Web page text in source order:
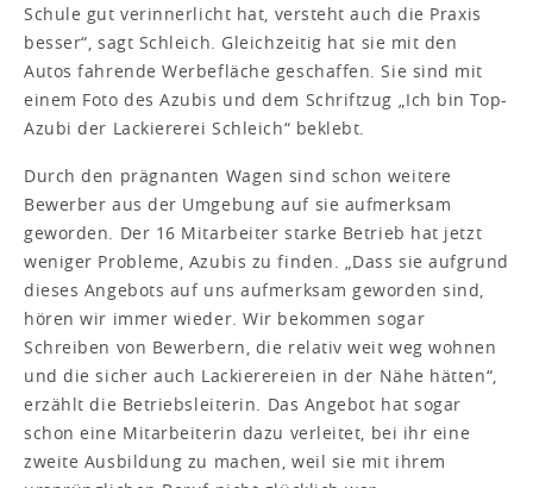
Schule gut verinnerlicht hat, versteht auch die Praxis
besser“, sagt Schleich. Gleichzeitig hat sie mit den
Autos fahrende Werbefläche geschaffen. Sie sind mit
einem Foto des Azubis und dem Schriftzug „Ich bin Top-
Azubi der Lackiererei Schleich“ beklebt.
Durch den prägnanten Wagen sind schon weitere
Bewerber aus der Umgebung auf sie aufmerksam
geworden. Der 16 Mitarbeiter starke Betrieb hat jetzt
weniger Probleme, Azubis zu finden. „Dass sie aufgrund
dieses Angebots auf uns aufmerksam geworden sind,
hören wir immer wieder. Wir bekommen sogar
Schreiben von Bewerbern, die relativ weit weg wohnen
und die sicher auch Lackierereien in der Nähe hätten“,
erzählt die Betriebsleiterin. Das Angebot hat sogar
schon eine Mitarbeiterin dazu verleitet, bei ihr eine
zweite Ausbildung zu machen, weil sie mit ihrem